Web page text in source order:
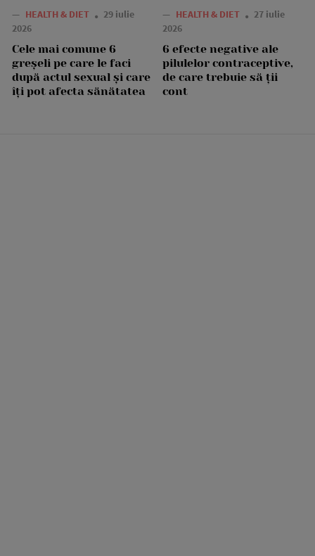
— HEALTH & DIET
29 iulie
2026
Cele mai comune 6
greșeli pe care le faci
după actul sexual și care
îți pot afecta sănătatea
— HEALTH & DIET
27 iulie
2026
6 efecte negative ale
pilulelor contraceptive,
de care trebuie să ții
cont